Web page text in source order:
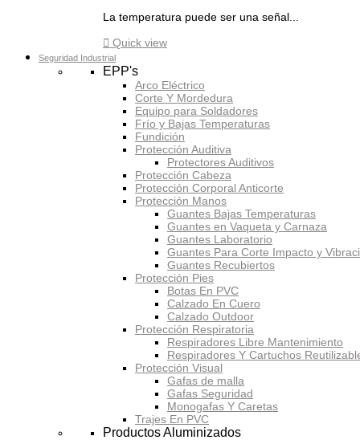
La temperatura puede ser una señal...
 Quick view
Seguridad Industrial
EPP's
Arco Eléctrico
Corte Y Mordedura
Equipo para Soldadores
Frío y Bajas Temperaturas
Fundición
Protección Auditiva
Protectores Auditivos
Protección Cabeza
Protección Corporal Anticorte
Protección Manos
Guantes Bajas Temperaturas
Guantes en Vaqueta y Carnaza
Guantes Laboratorio
Guantes Para Corte Impacto y
Guantes Recubiertos
Protección Pies
Botas En PVC
Calzado En Cuero
Calzado Outdoor
Protección Respiratoria
Respiradores Libre Mantenimiento
Respiradores Y Cartuchos
Protección Visual
Gafas de malla
Gafas Seguridad
Monogafas Y Caretas
Trajes En PVC
Productos Aluminizados